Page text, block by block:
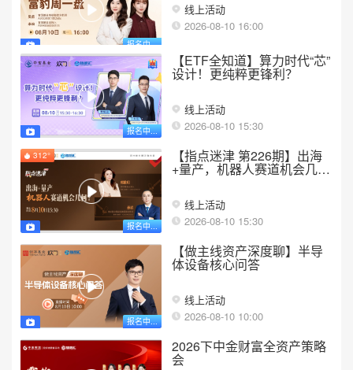
报名中...
线上活动
2026-08-10 16:00
报名中...
【ETF全知道】算力时代“芯”
设计！更纯粹更锋利？
线上活动
2026-08-10 15:30
312°
报名中...
【指点迷津 第226期】出海
+量产，机器人赛道机会几
线上活动
2026-08-10 15:30
报名中...
【做主线资产深度聊】半导
体设备核心问答
线上活动
2026-08-10 10:00
2026下中金财富全资产策略
会